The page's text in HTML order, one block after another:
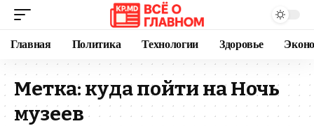
Главная Политика Технологии Здоровье
Метка: куда пойти на Ночь
музеев